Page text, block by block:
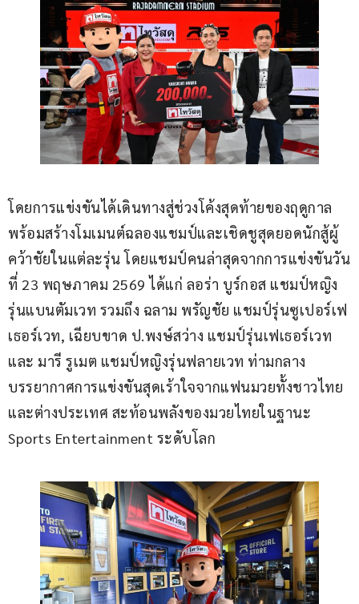
โดยการแข่งขันได้เดินทางสู่ช่วงโค้งสุดท้ายของฤดูกาล
พร้อมสร้างโมเมนต์ฉลองแชมป์และเชิดชูสุดยอดนักสู้ผู้
คว้าชัยในแต่ละรุ่น โดยแชมป์คนล่าสุดจากการแข่งขันวัน
ที่ 23 พฤษภาคม 2569 ได้แก่ ลอร่า บูร์กอส แชมป์หญิง
รุ่นแบนตัมเวท รวมถึง ฉลาม พรัญชัย แชมป์รุ่นซูเปอร์เฟ
เธอร์เวท, เฉียบขาด ป.พงษ์สว่าง แชมป์รุ่นเฟเธอร์เวท
และ มารี รูเมต แชมป์หญิงรุ่นฟลายเวท ท่ามกลาง
บรรยากาศการแข่งขันสุดเร้าใจจากแฟนมวยทั้งชาวไทย
และต่างประเทศ สะท้อนพลังของมวยไทยในฐานะ
Sports Entertainment ระดับโลก